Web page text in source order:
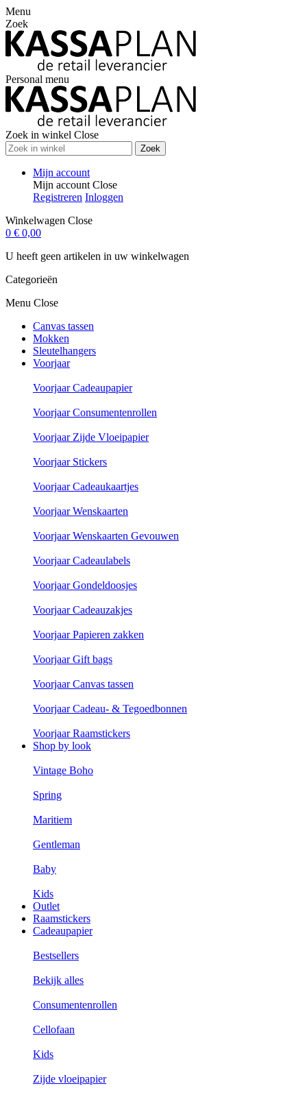
Menu
Zoek
Personal menu
Zoek in winkel Close
Zoek
Mijn account
Mijn account Close
Registreren Inloggen
Winkelwagen Close
0 € 0,00
U heeft geen artikelen in uw winkelwagen
Categorieën
Menu Close
Canvas tassen
Mokken
Sleutelhangers
Voorjaar
Voorjaar Cadeaupapier
Voorjaar Consumentenrollen
Voorjaar Zijde Vloeipapier
Voorjaar Stickers
Voorjaar Cadeaukaartjes
Voorjaar Wenskaarten
Voorjaar Wenskaarten Gevouwen
Voorjaar Cadeaulabels
Voorjaar Gondeldoosjes
Voorjaar Cadeauzakjes
Voorjaar Papieren zakken
Voorjaar Gift bags
Voorjaar Canvas tassen
Voorjaar Cadeau- & Tegoedbonnen
Voorjaar Raamstickers
Shop by look
Vintage Boho
Spring
Maritiem
Gentleman
Baby
Kids
Outlet
Raamstickers
Cadeaupapier
Bestsellers
Bekijk alles
Consumentenrollen
Cellofaan
Kids
Zijde vloeipapier